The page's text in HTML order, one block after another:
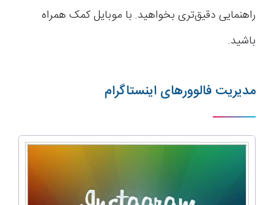
راهنمایی دقیق‌تری بخواهید. با موبایل کمک همراه
باشید.
مدیریت فالوورهای اینستاگرام